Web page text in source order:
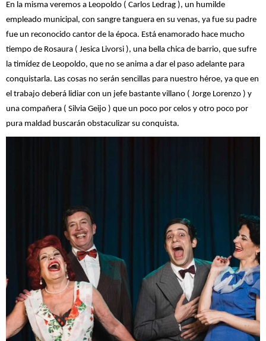
En la misma veremos a Leopoldo ( Carlos Ledrag ), un humilde
empleado municipal, con sangre tanguera en su venas, ya fue su padre
fue un reconocido cantor de la época. Está enamorado hace mucho
tiempo de Rosaura ( Jesica Livorsi ), una bella chica de barrio, que sufre
la timídez de Leopoldo, que no se anima a dar el paso adelante para
conquistarla. Las cosas no serán sencillas para nuestro héroe, ya que en
el trabajo deberá lidiar con un jefe bastante villano ( Jorge Lorenzo ) y
una compañera ( Silvia Geijo ) que un poco por celos y otro poco por
pura maldad buscarán obstaculizar su conquista.